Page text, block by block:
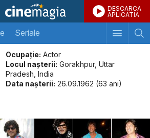
DESCARCA
APLICATIA
Seriale
Ocupație: Actor
Locul naşterii: Gorakhpur, Uttar
Pradesh, India
Data naşterii: 26.09.1962 (63 ani)